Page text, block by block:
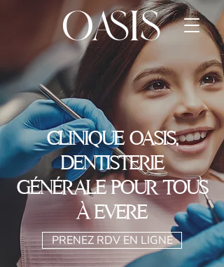
CLINIQUE OASIS,
DENTISTERIE
GÉNÉRALE POUR TOUS
À EVERE
PRENEZ RDV EN LIGNE